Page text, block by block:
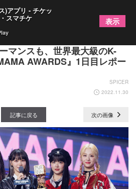
代”のコラボレーションや
マンスも、世界最大級のK-
AWARDS』1日目レポー
SPICER
2022.11.30
記事に戻る 次の画像
)アプリ - チケッ
スマチケ 表示